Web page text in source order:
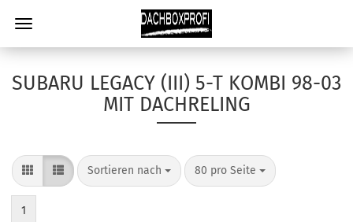
SUBARU LEGACY (III) 5-T KOMBI 98-03
MIT DACHRELING
Sortieren nach 80 pro Seite
1